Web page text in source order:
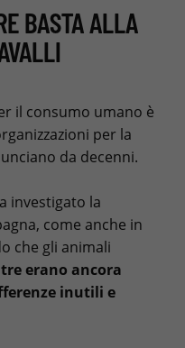
BASTA ALLA
il consumo umano è
per la
da decenni.
investigato la
come anche in
che gli animali
erano ancora
inutili e